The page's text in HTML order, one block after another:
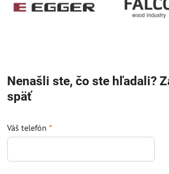
Nenašli ste, čo ste hľadali?
späť
Váš telefón *